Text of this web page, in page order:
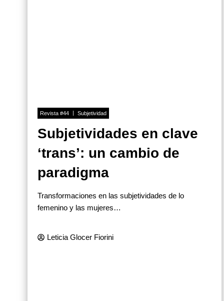
Revista #44 Subjetividad
Subjetividades en clave
‘trans’: un cambio de
paradigma
Transformaciones en las subjetividades de lo
femenino y las mujeres…
Leticia Glocer Fiorini